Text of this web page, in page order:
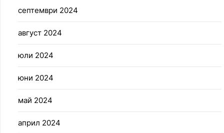
септември 2024
август 2024
юли 2024
юни 2024
май 2024
април 2024